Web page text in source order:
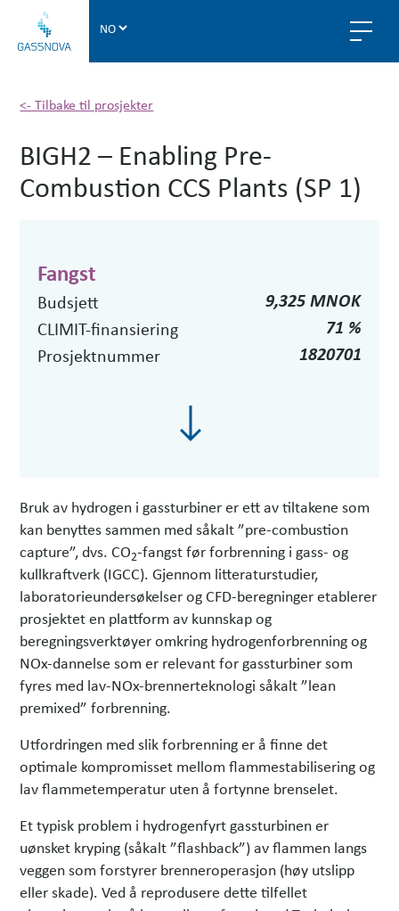
a
n
v
a
<- Tilbake til prosjekter
BIGH2 – Enabling Pre-
Combustion CCS Plants (SP 1)
Fangst
Budsjett
9,325 MNOK
CLIMIT-finansiering
71 %
Prosjektnummer
1820701
Bruk av hydrogen i gassturbiner er ett av tiltakene som
kan benyttes sammen med såkalt ”pre-combustion
capture”, dvs. CO2-fangst før forbrenning i gass- og
kullkraftverk (IGCC). Gjennom litteraturstudier,
laboratorieundersøkelser og CFD-beregninger etablerer
prosjektet en plattform av kunnskap og
beregningsverktøyer omkring hydrogenforbrenning og
NOx-dannelse som er relevant for gassturbiner som
fyres med lav-NOx-brennerteknologi såkalt ”lean
premixed” forbrenning.
Utfordringen med slik forbrenning er å finne det
optimale kompromisset mellom flammestabilisering og
lav flammetemperatur uten å fortynne brenselet.
Et typisk problem i hydrogenfyrt gassturbinen er
uønsket kryping (såkalt ”flashback”) av flammen langs
veggen som forstyrer brenneroperasjon (høy utslipp
eller skade). Ved å reprodusere dette tilfellet